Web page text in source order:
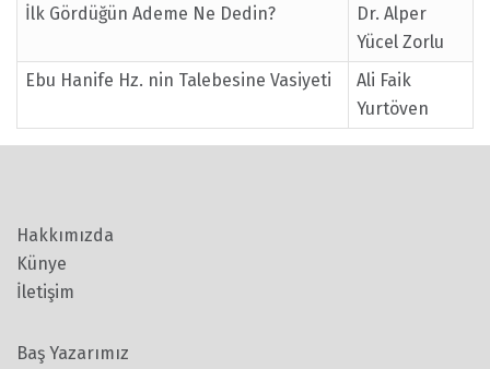
İlk Gördüğün Ademe Ne Dedin?
Dr. Alper
Yücel Zorlu
Ebu Hanife Hz. nin Talebesine Vasiyeti
Ali Faik
Yurtöven
Hakkımızda
Künye
İletişim
Baş Yazarımız